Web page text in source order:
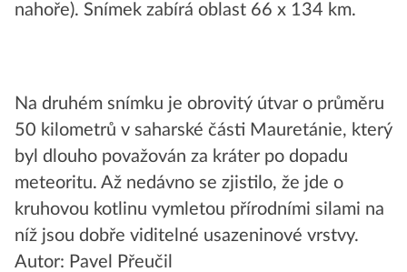
nahoře). Snímek zabírá oblast 66 x 134 km.
Na druhém snímku je obrovitý útvar o průměru
50 kilometrů v saharské části Mauretánie, který
byl dlouho považován za kráter po dopadu
meteoritu. Až nedávno se zjistilo, že jde o
kruhovou kotlinu vymletou přírodními silami na
níž jsou dobře viditelné usazeninové vrstvy.
Autor: Pavel Přeučil